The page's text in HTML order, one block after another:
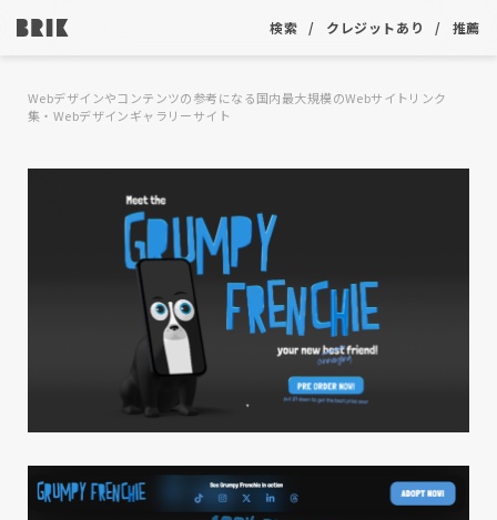
検索 クレジットあり 推薦
Webデザインやコンテンツの参考になる国内最大規模のWebサイトリンク
集・Webデザインギャラリーサイト